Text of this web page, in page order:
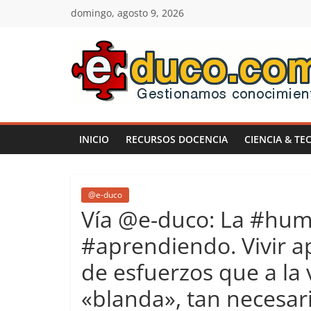
domingo, agosto 9, 2026
E-
duco:
Gestión
del
Conocimiento
Learn
more.
Do
INICIO RECURSOS DOCENCIA CIENCIA &
@e-duco
Vía @e-duco: La
#aprendiendo. Vivir
de esfuerzos que a
«blanda», tan